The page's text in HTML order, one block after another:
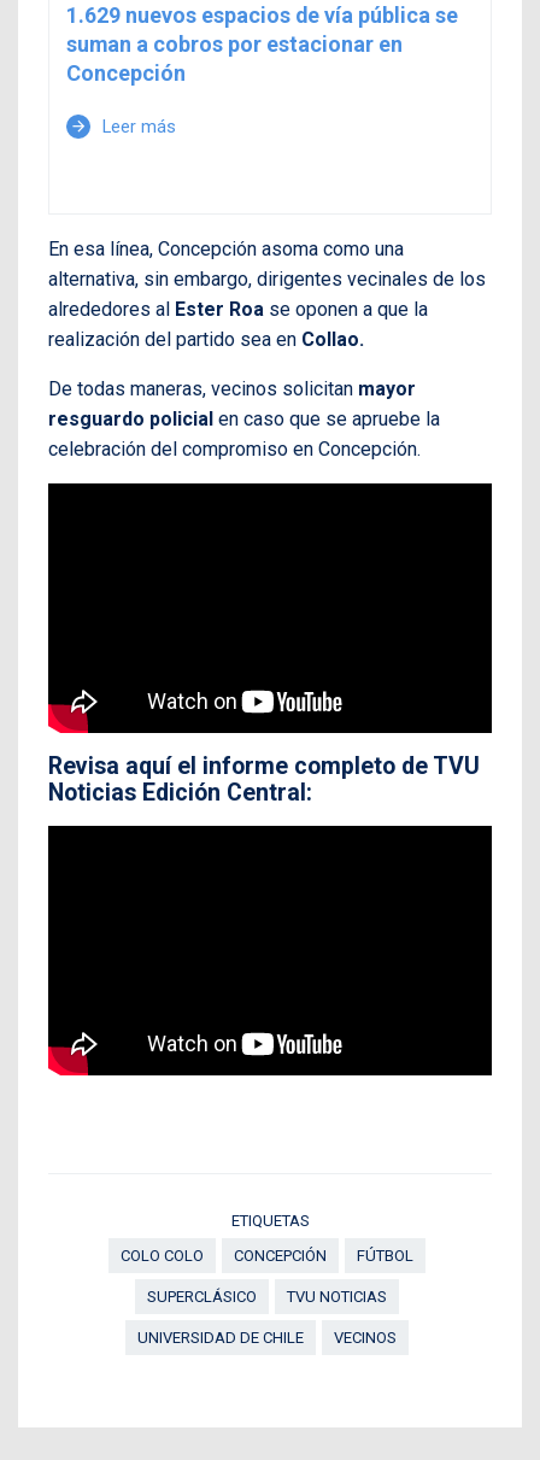
1.629 nuevos espacios de vía pública se
suman a cobros por estacionar en
Concepción
arrow_forward Leer más
En esa línea, Concepción asoma como una
alternativa, sin embargo, dirigentes vecinales de los
alrededores al Ester Roa se oponen a que la
realización del partido sea en Collao.
De todas maneras, vecinos solicitan mayor
resguardo policial en caso que se apruebe la
celebración del compromiso en Concepción.
Revisa aquí el informe completo de TVU
Noticias Edición Central:
ETIQUETAS
COLO COLO
CONCEPCIÓN FÚTBOL
SUPERCLÁSICO TVU NOTICIAS
UNIVERSIDAD DE CHILE VECINOS